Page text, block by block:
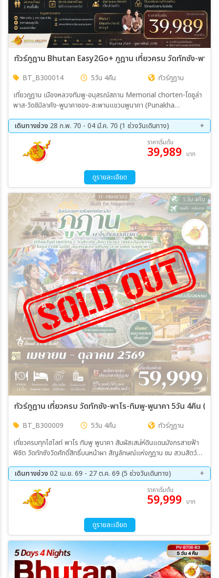
ตั้งแต่วันที่
ถึงวันที่
เฉพาะเดือน
เฉพาะเทศกาล
ค้นหา
ทัวร์ภูฎาน Bhutan Easy2Go+ ภูฎาน เที่ยวครบ วัดทักซัง-พาโ
BT_B300014 5วัน 4คืน
ทัวร์ภูฏาน
เที่ยวภูฎาน เมืองหลวงทิมพู-อนุสรณ์สถาน Memorial chorten-โดชูล่า
พาส-วัดชิมิลาคัง-พูนาคาซอง-สะพานแขวนพูนาคา (Punakha
พระศรีสัจจธรรม-สวนสัตว์แห่งชาติ-จุดชมวิวซังเกกัง-เมืองพาโร เมืองพา
โร-วัดทักซัง (Tiger's Nest)-ถนนพาโร
เดินทางช่วง 28 ก.พ. 70 - 04 มี.ค. 70 (1 ช่วงวันเดินทาง)
28 ก.พ. 70 - 04 มี.ค. 70 ราคาเริ่มต้น
39,989 บาท
ดูรายละเอียด
ทัวร์ภูฎาน เที่ยวครบ วัดทักซัง-พาโร-ทิมพู-พูนาคา 5วัน 4คืน (B3)
BT_B300009 5วัน 4คืน
ทัวร์ภูฏาน
เที่ยวครบทุกไฮไลท์ พาโร ทิมพู พูนาคา สัมผัสเสน่ห์ดินแดนมังกรสายฟ้า
พิชิต วัดทักซังวัดศักดิ์สิทธิ์บนหน้าผา สัญลักษณ์แห่งภูฏาน ชม สวนสัตว์
สัจจธรรม องค์ใหญ่ พร้อมวิวพาโนรามา ชมวิว โดชูล่าพาส พร้อมสถูป
108 องค์กลางสายหมอก สักการะ Memorial Chorten อนุสรณ์สถาน
สำคัญแห่งเมืองทิมพู ชมวิวเมืองจาก จุดชมวิวซังเกกัง มุมสูงสวยสงบ
ของเมืองหลวง ขอพรความรักที่ วัดชิมิลาคัง วัดศักดิ์สิทธิ์แห่งพูนาคา แวะ
เดินทางช่วง02 เม.ย. 69 - 27 ต.ค. 69 (5 ช่วงวันเดินทาง)
19 ส.ค. 69 - 23 ส.ค. 69
09 ก.ย. 69 - 13 ก.ย. 69
23 ก.ย. 69 - 27 ก.ย. 69
09 ต.ค. 69 - 13 ต.ค. 69
23 ต.ค. 69 - 27 ต.ค. 69
ราคาเริ่มต้น
59,999 บาท
ดูรายละเอียด